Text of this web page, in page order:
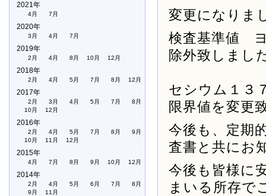
2021年
4月 7月
2020年
3月 4月 7月
2019年
2月 4月 8月 10月 12月
2018年
2月 4月 5月 7月 8月 12月
2017年
2月 3月 4月 5月 7月
8月
10月
12月
2016年
2月 4月 5月 7月 8月
9月
10月
11月 12月
2015年
4月 7月 8月 9月 10月 12月
2014年
2月 4月 5月 6月 7月
8月
9月
11月
変更になりま
検査基準値
除外致しまし
セシウム１３
限界値を変更
今後も、定期
査書と共にお
今後も皆様に
まいる所存で